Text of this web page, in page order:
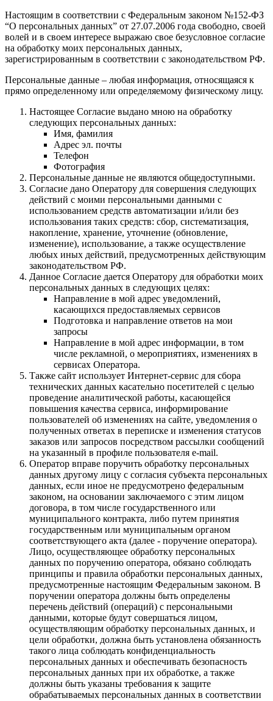
Настоящим в соответствии с Федеральным законом №152-ФЗ
“О персональных данных” от 27.07.2006 года свободно, своей
волей и в своем интересе выражаю свое безусловное согласие
на обработку моих персональных данных,
зарегистрированным в соответствии с законодательством РФ.
Персональные данные – любая информация, относящаяся к
прямо определенному или определяемому физическому лицу.
Настоящее Согласие выдано мною на обработку
следующих персональных данных:
Имя, фамилия
Адрес эл. почты
Телефон
Фотография
Персональные данные не являются общедоступными.
Согласие дано Оператору для совершения следующих
действий с моими персональными данными с
использованием средств автоматизации и/или без
использования таких средств: сбор, систематизация,
накопление, хранение, уточнение (обновление,
изменение), использование, а также осуществление
любых иных действий, предусмотренных действующим
законодательством РФ.
Данное Согласие дается Оператору для обработки моих
персональных данных в следующих целях:
Направление в мой адрес уведомлений,
касающихся предоставляемых сервисов
Подготовка и направление ответов на мои
запросы
Направление в мой адрес информации, в том
числе рекламной, о мероприятиях, изменениях в
сервисах Оператора.
Также сайт использует Интернет-сервис для сбора
технических данных касательно посетителей с целью
проведение аналитической работы, касающейся
повышения качества сервиса, информирование
пользователей об изменениях на сайте, уведомления о
полученных ответах в переписке и изменения статусов
заказов или запросов посредством рассылки сообщений
на указанный в профиле пользователя e-mail.
Оператор вправе поручить обработку персональных
данных другому лицу с согласия субъекта персональных
данных, если иное не предусмотрено федеральным
законом, на основании заключаемого с этим лицом
договора, в том числе государственного или
муниципального контракта, либо путем принятия
государственным или муниципальным органом
соответствующего акта (далее - поручение оператора).
Лицо, осуществляющее обработку персональных
данных по поручению оператора, обязано соблюдать
принципы и правила обработки персональных данных,
предусмотренные настоящим Федеральным законом. В
поручении оператора должны быть определены
перечень действий (операций) с персональными
данными, которые будут совершаться лицом,
осуществляющим обработку персональных данных, и
цели обработки, должна быть установлена обязанность
такого лица соблюдать конфиденциальность
персональных данных и обеспечивать безопасность
персональных данных при их обработке, а также
должны быть указаны требования к защите
обрабатываемых персональных данных в соответствии